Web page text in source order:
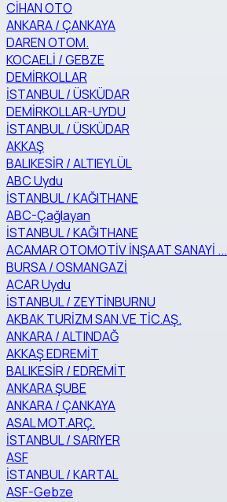
CİHAN OTO
ANKARA / ÇANKAYA
DAREN OTOM.
KOCAELİ / GEBZE
DEMİRKOLLAR
İSTANBUL / ÜSKÜDAR
DEMİRKOLLAR-UYDU
İSTANBUL / ÜSKÜDAR
AKKAŞ
BALIKESİR / ALTIEYLÜL
ABC Uydu
İSTANBUL / KAĞITHANE
ABC-Çağlayan
İSTANBUL / KAĞITHANE
ACAMAR OTOMOTİV İNŞAAT SANAYİ ...
BURSA / OSMANGAZİ
ACAR Uydu
İSTANBUL / ZEYTİNBURNU
AKBAK TURİZM SAN.VE TİC.AŞ.
ANKARA / ALTINDAĞ
AKKAŞ EDREMİT
BALIKESİR / EDREMİT
ANKARA ŞUBE
ANKARA / ÇANKAYA
ASAL MOT.ARÇ.
İSTANBUL / SARIYER
ASF
İSTANBUL / KARTAL
ASF-Gebze